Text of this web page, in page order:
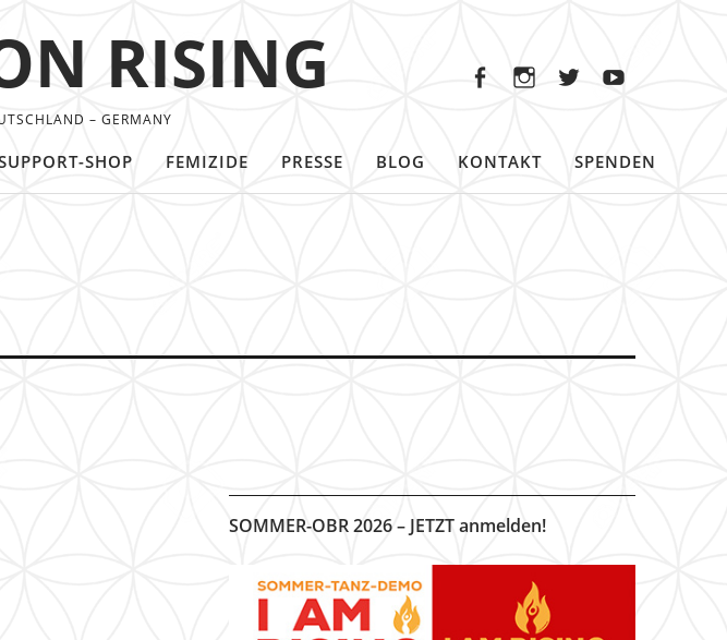
RISING
– GERMANY
SHOP FEMIZIDE PRESSE BLOG KONTAKT SPENDEN
SOMMER-OBR 2026 – JETZT anmelden!